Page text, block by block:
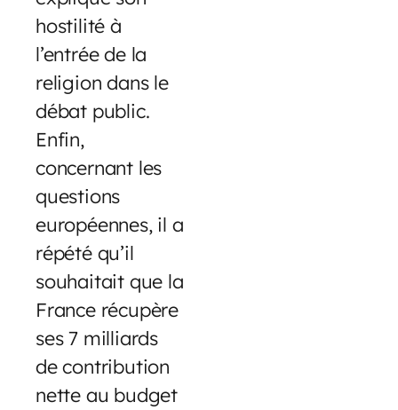
hostilité à
l’entrée de la
religion dans le
débat public.
Enfin,
concernant les
questions
européennes, il a
répété qu’il
souhaitait que la
France récupère
ses 7 milliards
de contribution
nette au budget